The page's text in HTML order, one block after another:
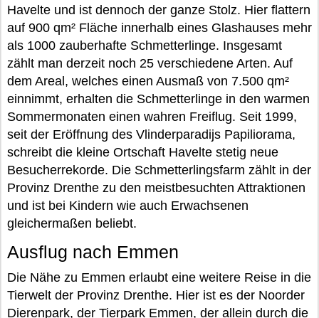
Havelte und ist dennoch der ganze Stolz. Hier flattern
auf 900 qm² Fläche innerhalb eines Glashauses mehr
als 1000 zauberhafte Schmetterlinge. Insgesamt
zählt man derzeit noch 25 verschiedene Arten. Auf
dem Areal, welches einen Ausmaß von 7.500 qm²
einnimmt, erhalten die Schmetterlinge in den warmen
Sommermonaten einen wahren Freiflug. Seit 1999,
seit der Eröffnung des Vlinderparadijs Papiliorama,
schreibt die kleine Ortschaft Havelte stetig neue
Besucherrekorde. Die Schmetterlingsfarm zählt in der
Provinz Drenthe zu den meistbesuchten Attraktionen
und ist bei Kindern wie auch Erwachsenen
gleichermaßen beliebt.
Ausflug nach Emmen
Die Nähe zu Emmen erlaubt eine weitere Reise in die
Tierwelt der Provinz Drenthe. Hier ist es der Noorder
Dierenpark, der Tierpark Emmen, der allein durch die